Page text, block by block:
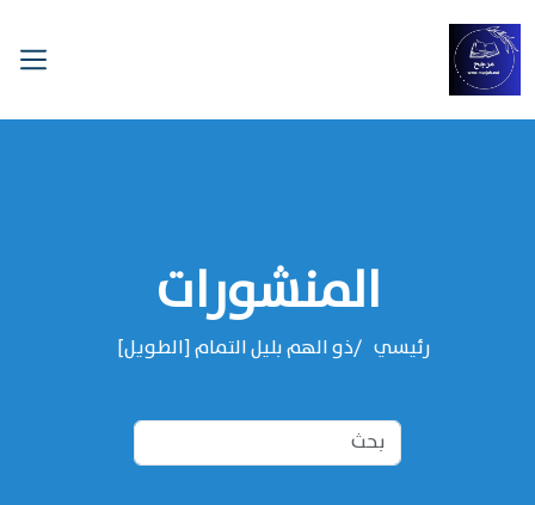
المنشورات
رئيسي ذو الهم بليل التمام [الطويل]